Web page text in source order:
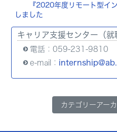
『2020年度リモート型イ
しました
キャリア支援センター（就
電話：059-231-9810
e-mail：
カテゴリーアー